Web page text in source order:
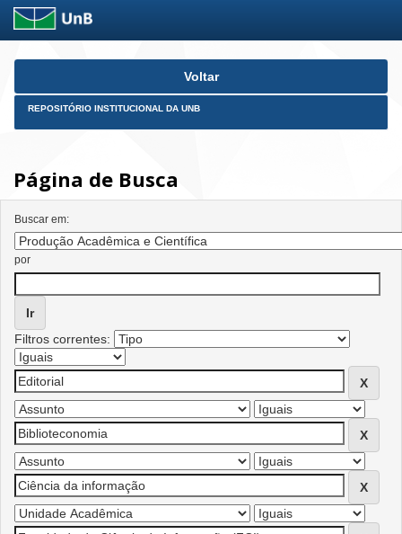
Skip
Voltar
REPOSITÓRIO INSTITUCIONAL DA UNB
Página de Busca
Buscar em:
por
Filtros correntes: